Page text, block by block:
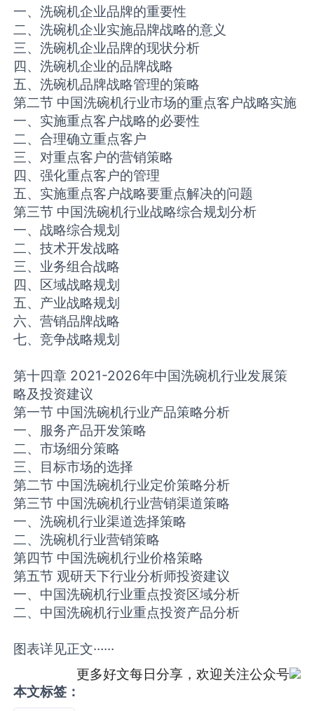
一、洗碗机企业品牌的重要性
二、洗碗机企业实施品牌战略的意义
三、洗碗机企业品牌的现状分析
四、洗碗机企业的品牌战略
五、洗碗机品牌战略管理的策略
第二节 中国洗碗机行业市场的重点客户战略实施
一、实施重点客户战略的必要性
二、合理确立重点客户
三、对重点客户的营销策略
四、强化重点客户的管理
五、实施重点客户战略要重点解决的问题
第三节 中国洗碗机行业战略综合规划分析
一、战略综合规划
二、技术开发战略
三、业务组合战略
四、区域战略规划
五、产业战略规划
六、营销品牌战略
七、竞争战略规划
第十四章 2021-2026年中国洗碗机行业发展策
略及投资建议
第一节 中国洗碗机行业产品策略分析
一、服务产品开发策略
二、市场细分策略
三、目标市场的选择
第二节 中国洗碗机行业定价策略分析
第三节 中国洗碗机行业营销渠道策略
一、洗碗机行业渠道选择策略
二、洗碗机行业营销策略
第四节 中国洗碗机行业价格策略
第五节 观研天下行业分析师投资建议
一、中国洗碗机行业重点投资区域分析
二、中国洗碗机行业重点投资产品分析
图表详见正文······
更多好文每日分享，欢迎关注公众号
本文标签：